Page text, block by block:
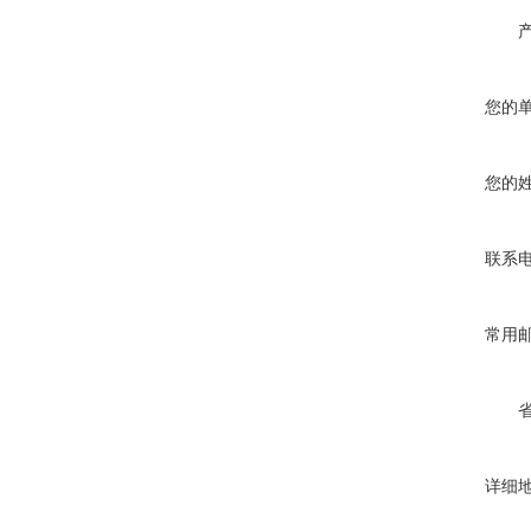
您的
您的
联系
常用
详细